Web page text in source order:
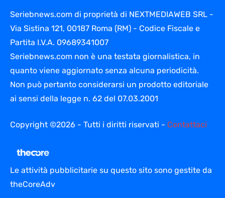
Seriebnews.com di proprietà di NEXTMEDIAWEB SRL -
Via Sistina 121, 00187 Roma (RM) - Codice Fiscale e
Partita I.V.A. 09689341007
Seriebnews.com non è una testata giornalistica, in
quanto viene aggiornato senza alcuna periodicità.
Non può pertanto considerarsi un prodotto editoriale
ai sensi della legge n. 62 del 07.03.2001
Copyright ©2026 - Tutti i diritti riservati - Contattaci
Le attività pubblicitarie su questo sito sono gestite da
theCoreAdv